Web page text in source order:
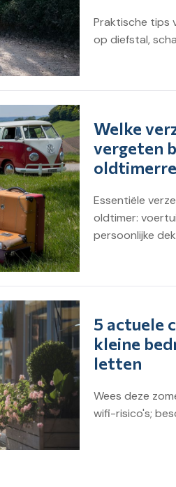
Praktische tips
op diefstal,
Welke
vergeten
Essentiële
oldtimer:
persoonlijke
5 actuele
kleine
letten
Wees deze
wifi-risico's;